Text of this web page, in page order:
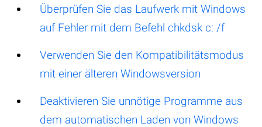
Überprüfen Sie das Laufwerk mit Windows
auf Fehler mit dem Befehl chkdsk c: /f
Verwenden Sie den Kompatibilitätsmodus
mit einer älteren Windowsversion
Deaktivieren Sie unnötige Programme aus
dem automatischen Laden von Windows